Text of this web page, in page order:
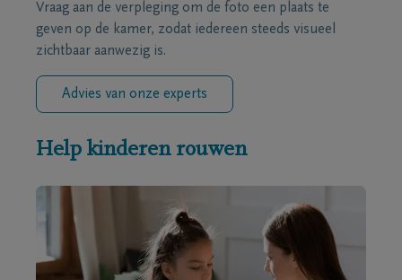
Vraag aan de verpleging om de foto een plaats te
geven op de kamer, zodat iedereen steeds visueel
zichtbaar aanwezig is.
Advies van onze experts
Help kinderen rouwen